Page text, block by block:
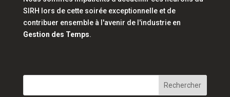
SIRH lors de cette soirée exceptionnelle et de
contribuer ensemble à l'avenir de l'industrie en
Gestion des Temps.